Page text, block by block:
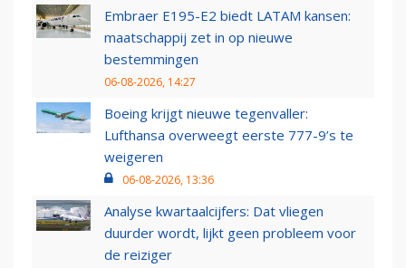
Embraer E195-E2 biedt LATAM kansen:
maatschappij zet in op nieuwe
bestemmingen
06-08-2026, 14:27
Boeing krijgt nieuwe tegenvaller:
Lufthansa overweegt eerste 777-9’s te
weigeren
06-08-2026, 13:36
Analyse kwartaalcijfers: Dat vliegen
duurder wordt, lijkt geen probleem voor
de reiziger